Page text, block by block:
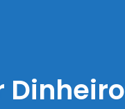
Dinheiro